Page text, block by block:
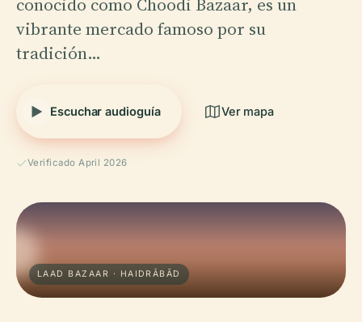
vibrante mercado famoso por su
tradición…
Escuchar audioguía Ver mapa
Verificado April 2026
LAAD BAZAAR · HAIDRĀBĀD